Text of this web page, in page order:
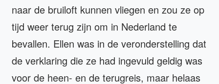
naar de bruiloft kunnen vliegen en zou ze op
tijd weer terug zijn om in Nederland te
bevallen. Ellen was in de veronderstelling dat
de verklaring die ze had ingevuld geldig was
voor de heen- en de terugreis, maar helaas